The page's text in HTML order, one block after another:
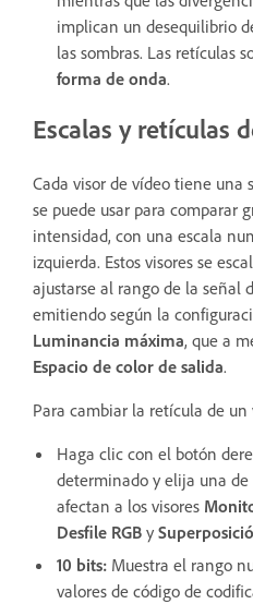
implican un desequilibrio
las sombras. Las retículas
forma de onda.
Escalas y retículas
Cada visor de vídeo tiene una
se puede usar para comparar
intensidad, con una escala
izquierda. Estos visores se
ajustarse al rango de la señal
emitiendo según la
Luminancia máxima, que a
Espacio de color de salida.
Para cambiar la retícula de un
Haga clic con el botón
determinado y elija una
afectan a los visores
Desfile RGB y
10 bits: Muestra el rango
valores de código de